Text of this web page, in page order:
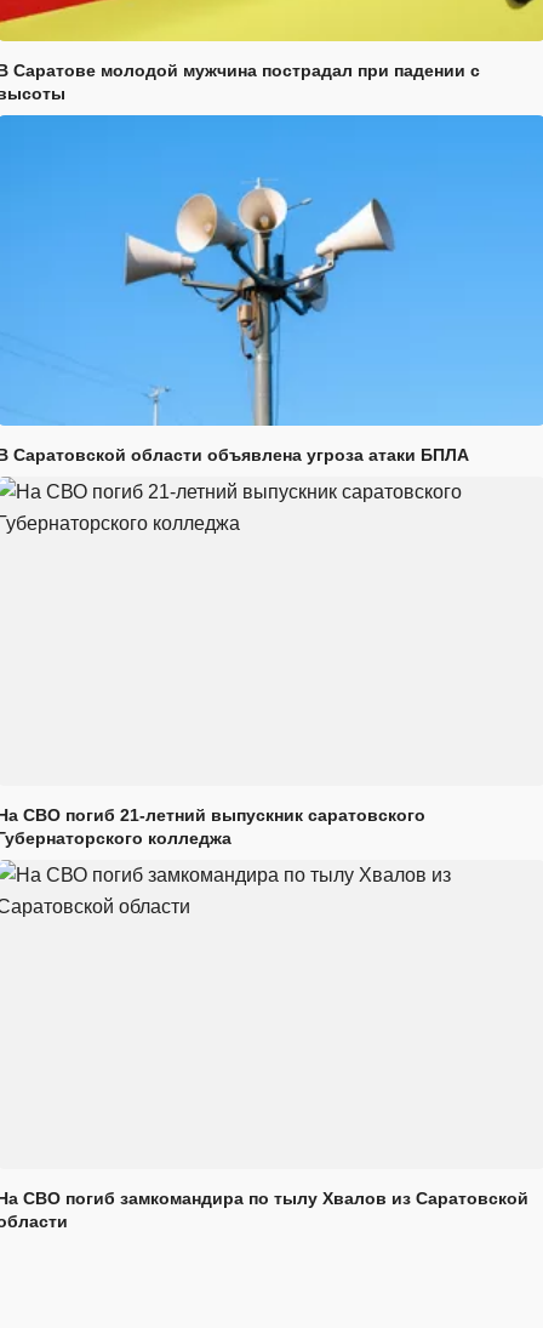
Саратове молодой мужчина пострадал при падении с
Саратовской области объявлена угроза атаки БПЛА
СВО погиб 21-летний выпускник саратовского
колледжа
СВО погиб замкомандира по тылу Хвалов из Саратовской